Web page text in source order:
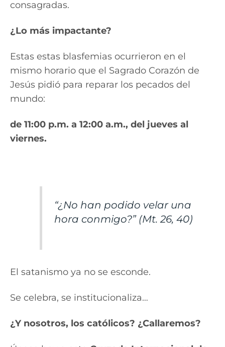
consagradas.
¿Lo más impactante?
Estas estas blasfemias ocurrieron en el
mismo horario que el Sagrado Corazón de
Jesús pidió para reparar los pecados del
mundo:
de 11:00 p.m. a 12:00 a.m., del jueves al
viernes.
“¿No han podido velar una
hora conmigo?” (Mt. 26, 40)
El satanismo ya no se esconde.
Se celebra, se institucionaliza…
¿Y nosotros, los católicos? ¿Callaremos?